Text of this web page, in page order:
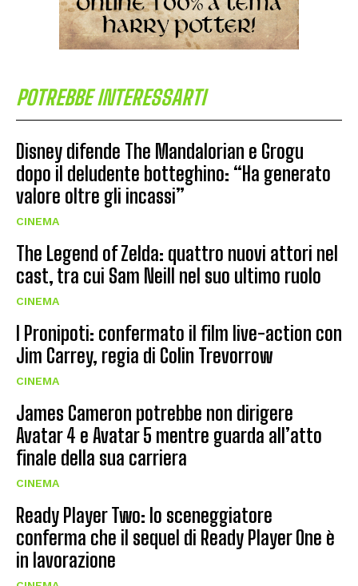
POTREBBE INTERESSARTI
Disney difende The Mandalorian e Grogu
dopo il deludente botteghino: “Ha generato
valore oltre gli incassi”
CINEMA
The Legend of Zelda: quattro nuovi attori nel
cast, tra cui Sam Neill nel suo ultimo ruolo
CINEMA
I Pronipoti: confermato il film live-action con
Jim Carrey, regia di Colin Trevorrow
CINEMA
James Cameron potrebbe non dirigere
Avatar 4 e Avatar 5 mentre guarda all’atto
finale della sua carriera
CINEMA
Ready Player Two: lo sceneggiatore
conferma che il sequel di Ready Player One è
in lavorazione